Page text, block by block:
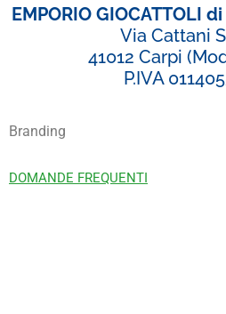
EMPORIO GIOCATTOLI
Via Cattani
41012 Carpi
P.IVA
Branding
DOMANDE FREQUENTI